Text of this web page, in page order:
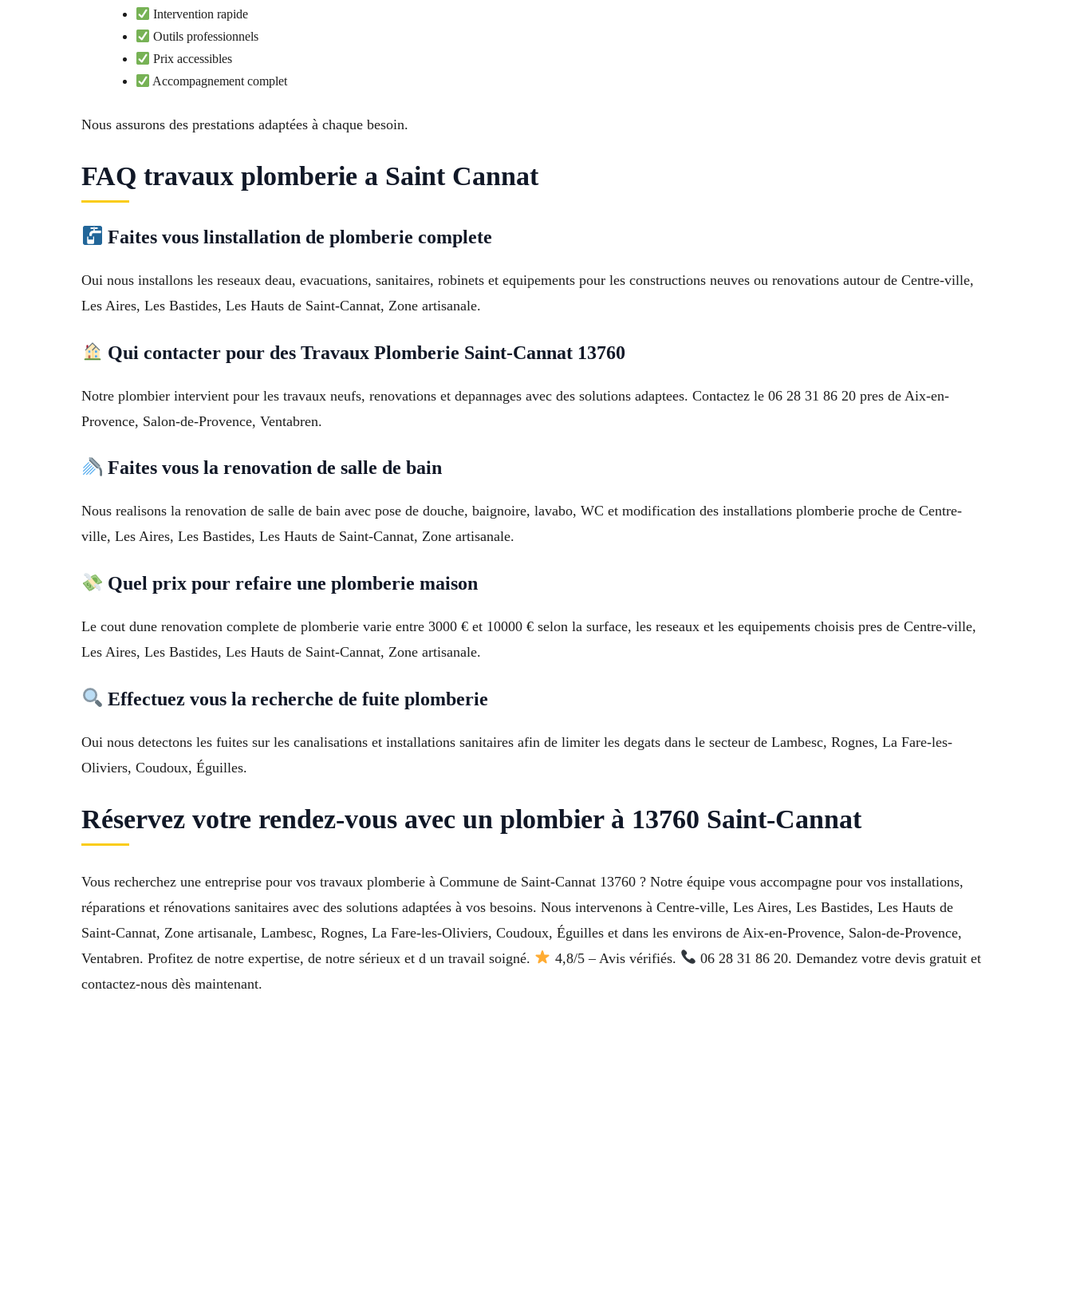
Intervention rapide
Outils professionnels
Prix accessibles
Accompagnement complet
Nous assurons des prestations adaptées à chaque besoin.
FAQ travaux plomberie a Saint Cannat
Faites vous linstallation de plomberie complete
Oui nous installons les reseaux deau, evacuations, sanitaires, robinets et equipements pour les constructions neuves ou renovations autour de Centre-ville,
Les Aires, Les Bastides, Les Hauts de Saint-Cannat, Zone artisanale.
Qui contacter pour des Travaux Plomberie Saint-Cannat 13760
Notre plombier intervient pour les travaux neufs, renovations et depannages avec des solutions adaptees. Contactez le 06 28 31 86 20 pres de Aix-en-
Provence, Salon-de-Provence, Ventabren.
Faites vous la renovation de salle de bain
Nous realisons la renovation de salle de bain avec pose de douche, baignoire, lavabo, WC et modification des installations plomberie proche de Centre-
ville, Les Aires, Les Bastides, Les Hauts de Saint-Cannat, Zone artisanale.
Quel prix pour refaire une plomberie maison
Le cout dune renovation complete de plomberie varie entre 3000 € et 10000 € selon la surface, les reseaux et les equipements choisis pres de Centre-ville,
Les Aires, Les Bastides, Les Hauts de Saint-Cannat, Zone artisanale.
Effectuez vous la recherche de fuite plomberie
Oui nous detectons les fuites sur les canalisations et installations sanitaires afin de limiter les degats dans le secteur de Lambesc, Rognes, La Fare-les-
Oliviers, Coudoux, Éguilles.
Réservez votre rendez-vous avec un plombier à 13760 Saint-Cannat
Vous recherchez une entreprise pour vos travaux plomberie à Commune de Saint-Cannat 13760 ? Notre équipe vous accompagne pour vos installations,
réparations et rénovations sanitaires avec des solutions adaptées à vos besoins. Nous intervenons à Centre-ville, Les Aires, Les Bastides, Les Hauts de
Saint-Cannat, Zone artisanale, Lambesc, Rognes, La Fare-les-Oliviers, Coudoux, Éguilles et dans les environs de Aix-en-Provence, Salon-de-Provence,
Ventabren. Profitez de notre expertise, de notre sérieux et d un travail soigné.
4,8/5 – Avis vérifiés.
06 28 31 86 20. Demandez votre devis gratuit et
contactez-nous dès maintenant.